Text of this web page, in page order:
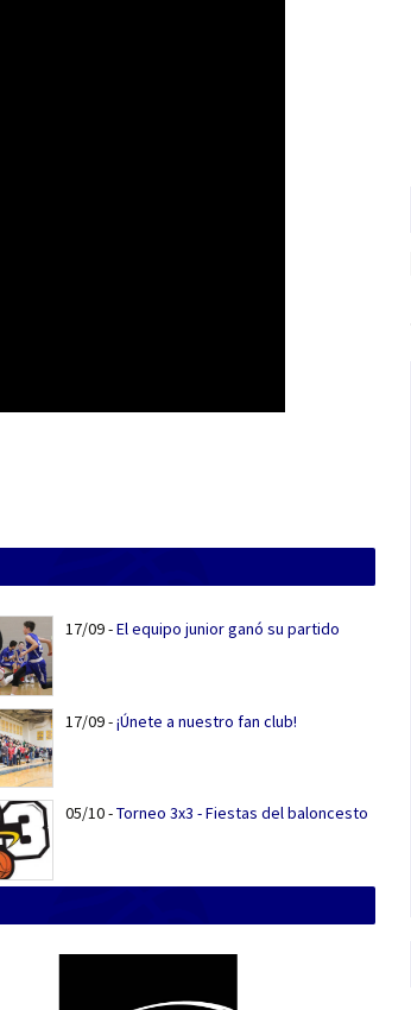
17/09-El equipo junior ganó su partido
17/09-¡Únete a nuestro fan club!
05/10-Torneo 3x3 - Fiestas del baloncesto